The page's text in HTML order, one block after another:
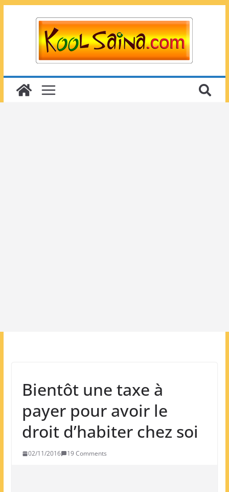
Bientôt une taxe à
payer pour avoir le
droit d’habiter chez soi
02/11/2016 19 Comments